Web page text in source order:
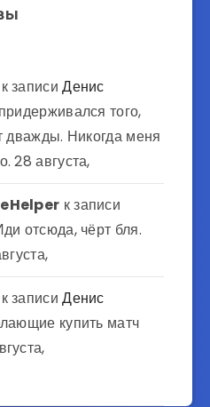
к записиДенис
того,
дважды. Никогда меня
28 августа,
к записи
отсюда, чёрт бля.
к записиДенис
купить матч